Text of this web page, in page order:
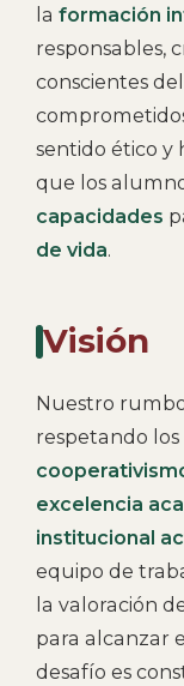
la formación
responsables,
conscientes
sentido ético y
que los
capacidades
de vida.
Visión
Nuestro
respetando los
excelencia
institucional
equipo de
la valoración
para alcanzar el
desafío es